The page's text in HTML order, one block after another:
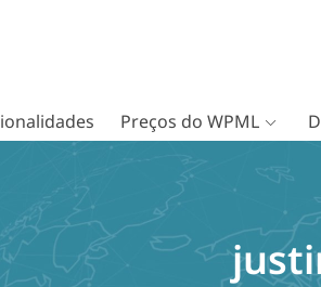
Preços do WPML